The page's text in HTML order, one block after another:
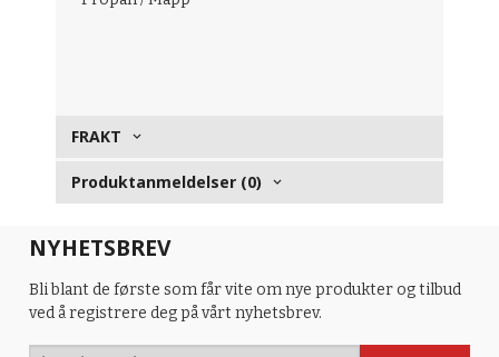
FRAKT
Produktanmeldelser (0)
NYHETSBREV
Bli blant de første som får vite om nye produkter og tilbud
ved å registrere deg på vårt nyhetsbrev.